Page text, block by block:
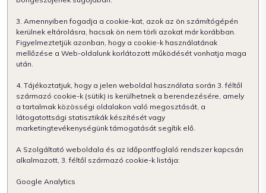
3. Amennyiben fogadja a cookie-kat, azok az ön számítógépén
kerülnek eltárolásra, hacsak ön nem törli azokat már korábban.
Figyelmeztetjük azonban, hogy a cookie-k használatának
mellőzése a Web-oldalunk korlátozott működését vonhatja maga
után.
4. Tájékoztatjuk, hogy a jelen weboldal használata során 3. féltől
származó cookie-k (sütik) is kerülhetnek a berendezésére, amely
a tartalmak közösségi oldalakon való megosztását, a
látogatottsági statisztikák készítését vagy
marketingtevékenységünk támogatását segítik elő.
A Szolgáltató weboldala és az Időpontfoglaló rendszer kapcsán
alkalmazott, 3. féltől származó cookie-k listája:
Google Analytics